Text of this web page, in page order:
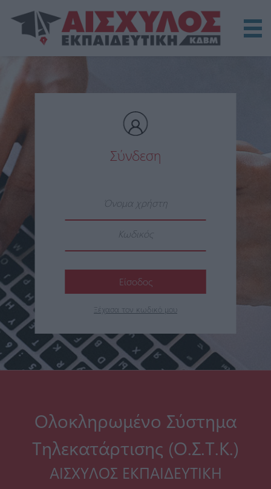
Πλατφόρμα
Τεχνική Υποστήριξη
Σύνδεση
Είσοδος
Ξέχασα τον κωδικό μου
Ολοκληρωμένο Σύστημα
Τηλεκατάρτισης (Ο.Σ.Τ.Κ.)
ΑΙΣΧΥΛΟΣ ΕΚΠΑΙΔΕΥΤΙΚΗ